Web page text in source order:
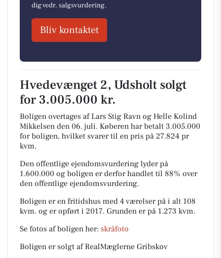
dig vedr. salgsvurdering.
Bliv kontaktet
Hvedevænget 2, Udsholt solgt
for 3.005.000 kr.
Boligen overtages af Lars Stig Ravn og Helle Kolind
Mikkelsen den 06. juli. Køberen har betalt 3.005.000
for boligen, hvilket svarer til en pris på 27.824 pr
kvm.
Den offentlige ejendomsvurdering lyder på
1.600.000 og boligen er derfor handlet til 88% over
den offentlige ejendomsvurdering.
Boligen er en fritidshus med 4 værelser på i alt 108
kvm. og er opført i 2017. Grunden er på 1.273 kvm.
Se fotos af boligen her: skråfoto
Boligen er solgt af RealMæglerne Gribskov